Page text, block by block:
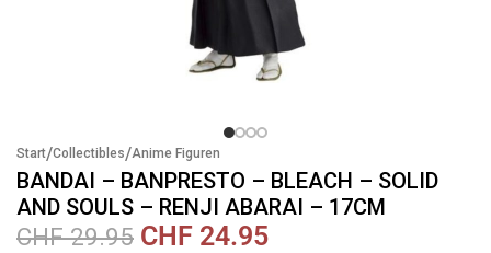
Start/Collectibles/Anime Figuren
BANDAI – BANPRESTO – BLEACH – SOLID
AND SOULS – RENJI ABARAI – 17CM
CHF29.95 CHF 24.95